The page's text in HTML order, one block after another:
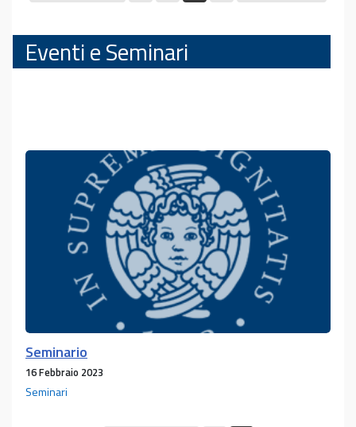
Eventi e Seminari
Seminario
Seminario
16 Febbraio 2023
Seminari